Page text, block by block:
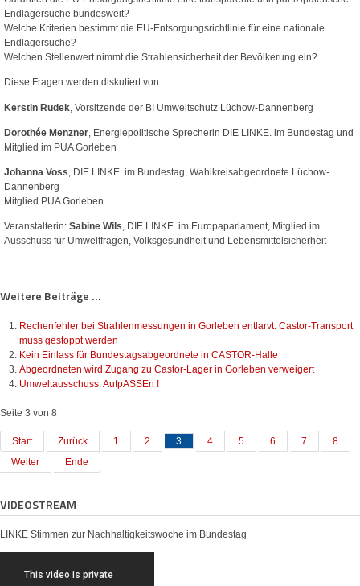
Endlagersuche bundesweit?
Welche Kriterien bestimmt die EU-Entsorgungsrichtlinie für eine nationale
Endlagersuche?
Welchen Stellenwert nimmt die Strahlensicherheit der Bevölkerung ein?
Diese Fragen werden diskutiert von:
Kerstin Rudek , Vorsitzende der BI Umweltschutz Lüchow-Dannenberg
Dorothée Menzner , Energiepolitische Sprecherin DIE LINKE. im Bundestag und
Mitglied im PUA Gorleben
Johanna Voss, DIE LINKE. im Bundestag, Wahlkreisabgeordnete Lüchow-
Dannenberg
Mitglied PUA Gorleben
Veranstalterin: Sabine Wils, DIE LINKE. im Europaparlament, Mitglied im
Ausschuss für Umweltfragen, Volksgesundheit und Lebensmittelsicherheit
Weitere Beiträge ...
Rechenfehler bei Strahlenmessungen in Gorleben entlarvt: Castor-Transport
muss gestoppt werden
Kein Einlass für Bundestagsabgeordnete in CASTOR-Halle
Abgeordneten wird Zugang zu Castor-Lager in Gorleben verweigert
Umweltausschuss: AufpASSEn !
Seite 3 von 8
Start Zurück 1 2 3 4 5 6 7
8
Weiter
Ende
VIDEOSTREAM
LINKE Stimmen zur Nachhaltigkeitswoche im Bundestag